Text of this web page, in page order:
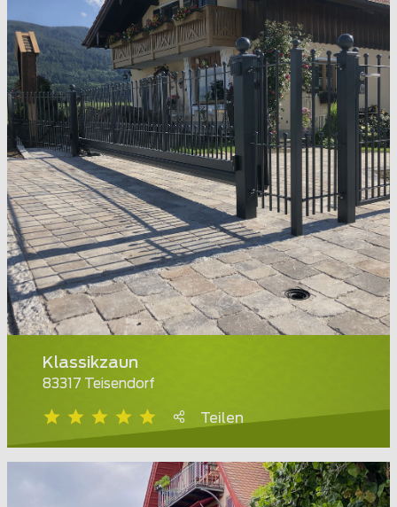
Klassikzaun
83317 Teisendorf
Teilen